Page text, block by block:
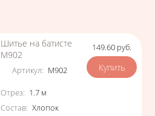
Шитье на батисте
М902
Артикул: М902
Характеристики
Отрез: 1.7 м
Состав: Хлопок
Цена
149.60 руб.